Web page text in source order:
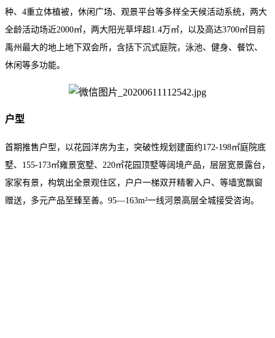
种、4重立体植被，休闲广场、观景平台等多样全天候活动系统，两大
全龄活动场近2000㎡，两大阳光草坪超1.4万㎡，以及高达3700㎡目前
禹州最大的地上地下双会所，含括下沉式庭院，泳池、健身、餐饮、
休闲等多功能。
户型
首期推售户型，以花园洋房为主，突破性规划建面约172-198㎡庭院底
墅、155-173㎡雍景宽墅、220㎡花园顶墅等阔境产品，层层宽景露台，
家家有景，构筑出全景观住区，户户一梯双开精奢入户、等墙宽飘窗
赠送，多元产品至臻至善。95—163m²一线河景高层全城接受咨询。